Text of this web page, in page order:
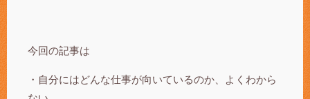
今回の記事は
・自分にはどんな仕事が向いているのか、よくわから